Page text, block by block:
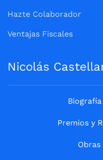
Hazte Colaborador
Ventajas Fiscales
Nicolás
Premios y